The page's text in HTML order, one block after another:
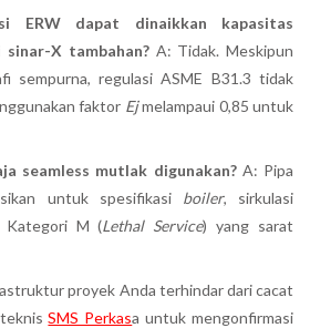
ERW dapat dinaikkan kapasitas
sinar-X tambahan?A: Tidak. Meskipun
sempurna, regulasi ASME B31.3 tidak
faktor Ejmelampaui 0,85 untuk
seamless mutlak digunakan?A: Pipa
untuk spesifikasi boiler, sirkulasi
Kategori M (Lethal Service) yang sarat
proyek Anda terhindar dari cacat
teknisSMS Perkasa untuk mengonfirmasi